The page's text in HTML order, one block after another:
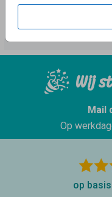
Wij
Mail
Op
op